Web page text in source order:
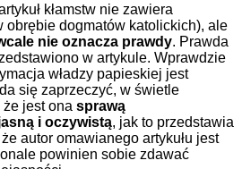
kłamstw nie zawiera
obrębie dogmatów katolickich), ale
nie oznacza prawdy. Prawda
w artykule. Wprawdzie
władzy papieskiej jest
się zaprzeczyć, w świetle
jest ona sprawą
i oczywistą, jak to przedstawia
autor omawianego artykułu jest
powinien sobie zdawać